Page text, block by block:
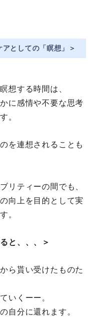
としての「瞑想」＞
想する時間は、
に感情や不要な思考
。
を連想されることも
リティーの間でも、
向上を目的として実
。
と、、、＞
ら貰い受けたものた
いくーー。
自分に還れます。